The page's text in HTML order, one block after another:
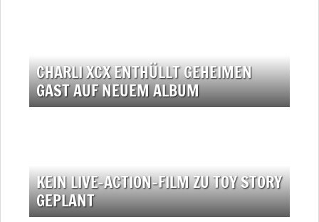
CHARLI XCX ENTHÜLLT GEHEIMEN
GAST AUF NEUEM ALBUM
KEIN LIVE-ACTION-FILM ZU TOY STORY
GEPLANT